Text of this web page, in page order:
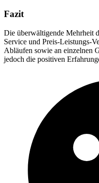
Fazit
Die überwältigende Mehrheit
Service und Preis-Leistungs-
Abläufen sowie an einzelnen
jedoch die positiven